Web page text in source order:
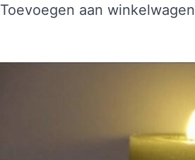
Toevoegen aan winkelwagen